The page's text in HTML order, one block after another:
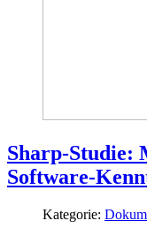
Sharp-Studie:
Software-
Kategorie: